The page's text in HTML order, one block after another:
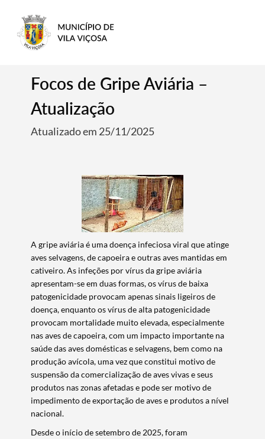
Focos de Gripe Aviária –
Atualização
Atualizado em 25/11/2025
A gripe aviária é uma doença infeciosa viral que atinge
aves selvagens, de capoeira e outras aves mantidas em
cativeiro. As infeções por vírus da gripe aviária
apresentam-se em duas formas, os vírus de baixa
patogenicidade provocam apenas sinais ligeiros de
doença, enquanto os vírus de alta patogenicidade
provocam mortalidade muito elevada, especialmente
nas aves de capoeira, com um impacto importante na
saúde das aves domésticas e selvagens, bem como na
produção avícola, uma vez que constitui motivo de
suspensão da comercialização de aves vivas e seus
produtos nas zonas afetadas e pode ser motivo de
impedimento de exportação de aves e produtos a nível
nacional.
Desde o início de setembro de 2025, foram